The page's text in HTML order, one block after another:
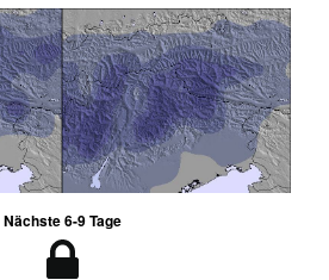
Nächste 6-9 Tage